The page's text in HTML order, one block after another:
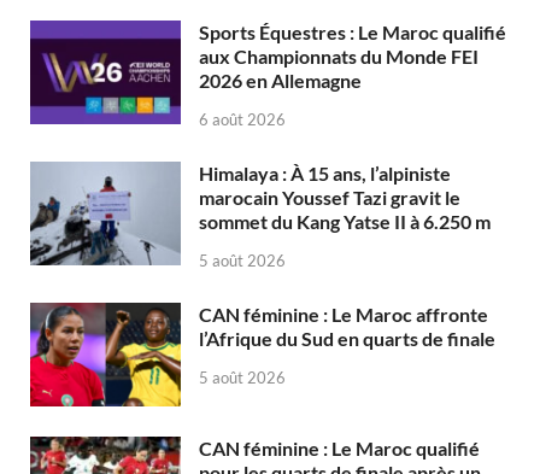
Sports Équestres : Le Maroc qualifié
aux Championnats du Monde FEI
2026 en Allemagne
6 août 2026
Himalaya : À 15 ans, l’alpiniste
marocain Youssef Tazi gravit le
sommet du Kang Yatse II à 6.250 m
5 août 2026
CAN féminine : Le Maroc affronte
l’Afrique du Sud en quarts de finale
5 août 2026
CAN féminine : Le Maroc qualifié